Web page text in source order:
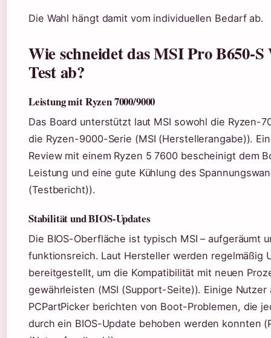
Die Wahl hängt damit vom individuellen Bedarf ab.
Wie schneidet das MSI Pro B650-
Test ab?
Leistung mit Ryzen 7000/9000
Das Board unterstützt laut MSI sowohl die Ryzen-
die Ryzen-9000-Serie (MSI (Herstellerangabe)).
Review mit einem Ryzen 5 7600 bescheinigt dem
Leistung und eine gute Kühlung des
(Testbericht)).
Stabilität und BIOS-Updates
Die BIOS-Oberfläche ist typisch MSI – aufgeräumt
funktionsreich. Laut Hersteller werden regelmäßig
bereitgestellt, um die Kompatibilität mit neuen
gewährleisten (MSI (Support-Seite)). Einige Nutzer
PCPartPicker berichten von Boot-Problemen, die
durch ein BIOS-Update behoben werden konnten